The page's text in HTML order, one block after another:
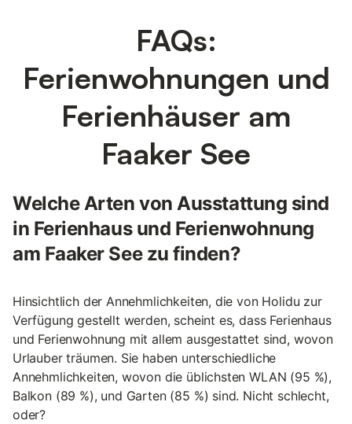
FAQs:
Ferienwohnungen und
Ferienhäuser am
Faaker See
Welche Arten von Ausstattung sind
in Ferienhaus und Ferienwohnung
am Faaker See zu finden?
Hinsichtlich der Annehmlichkeiten, die von Holidu zur
Verfügung gestellt werden, scheint es, dass Ferienhaus
und Ferienwohnung mit allem ausgestattet sind, wovon
Urlauber träumen. Sie haben unterschiedliche
Annehmlichkeiten, wovon die üblichsten WLAN (95 %),
Balkon (89 %), und Garten (85 %) sind. Nicht schlecht,
oder?